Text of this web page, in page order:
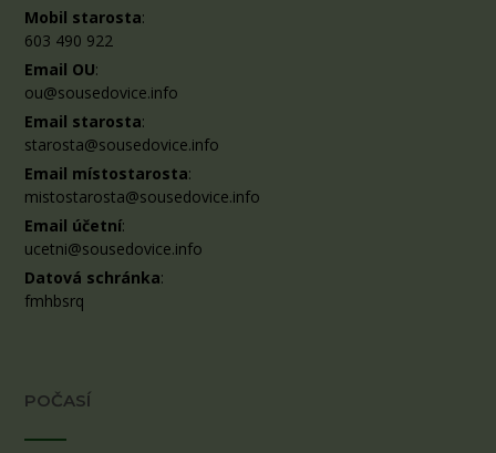
Mobil starosta:
603 490 922
Email OU:
ou@sousedovice.info
Email starosta:
starosta@sousedovice.info
Email místostarosta:
mistostarosta@sousedovice.info
Email účetní:
ucetni@sousedovice.info
Datová schránka:
fmhbsrq
POČASÍ